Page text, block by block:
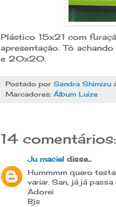
Plástico 15x21 com
apresentação. Tô
e 20x20.
Postado por Sandra Shimizu
Marcadores: Álbum Luize
14 comentários:
Ju maciel disse...
Hummmm quero
variar. San, já já
Adorei
Bjs